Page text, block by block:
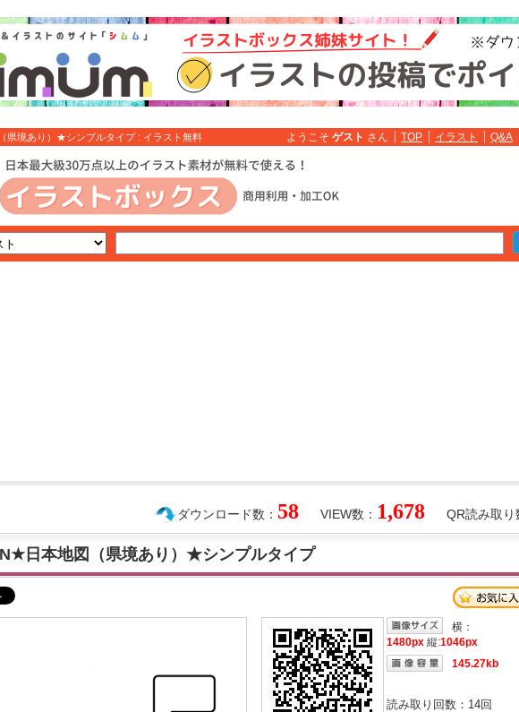
県境あり）★シンプルタイプ : イラスト無料 ようこそ ゲスト さん TOP イラスト Q&A
QR読み取り
VIEW数： 1,678
ダウンロード数： 58
日本地図（県境あり）★シンプルタイプ
横：
1480px 縦:1046px
145.27kb
読み取り回数： 14回